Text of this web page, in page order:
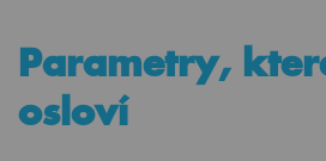
Parametry,
osloví